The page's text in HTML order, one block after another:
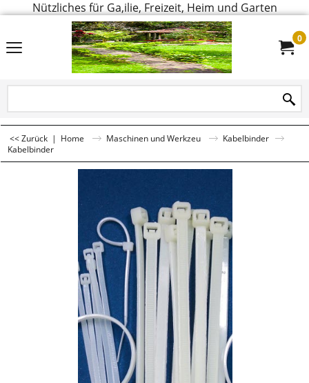
Nützliches für Ga,ilie, Freizeit, Heim und Garten
0
<< Zurück | Home Maschinen und Werkzeu
Kabelbinder
Kabelbinder